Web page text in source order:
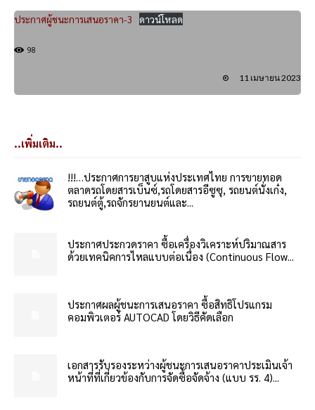
ประกาศผู้ชนะการเสนอราคา-3 ดาวน์โหลด
98
11 เมษายน 2023
..เพิ่มเติม..
!!!…ประกาศการยาสูบแห่งประเทศไทย การขายทอด
ตลาดรถโดยสารเบ็นซ์,รถโดยสารอีซูซุ, รถยนต์นั่งเก๋ง,
รถยนต์ตู้,รถจักรยานยนต์และ...
ประกาศประกวดราคา ซื้อเครื่องวิเคราะห์ปริมาณสาร
ด้วยเทคนิคการไหลแบบต่อเนื่อง (Continuous Flow...
ประกาศผลผู้ชนะการเสนอราคา ซื้อสิทธิโปรแกรม
คอมพิวเตอร์ AUTOCAD โดยวิธีคัดเลือก
เอกสารรับรองระหว่างผู้ชนะการเสนอราคาประเมินเจ้า
หน้าที่ที่เกี่ยวข้องกับการจัดซื้อจัดจ้าง (แบบ รร. 4)...